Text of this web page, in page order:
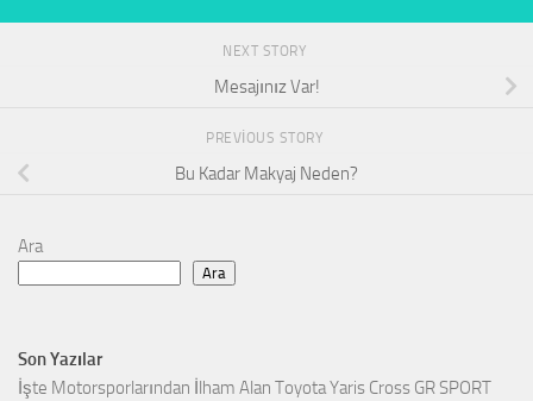
NEXT STORY
Mesajınız Var!
PREVIOUS STORY
Bu Kadar Makyaj Neden?
Ara
Ara
Son Yazılar
İşte Motorsporlarından İlham Alan Toyota Yaris Cross GR SPORT